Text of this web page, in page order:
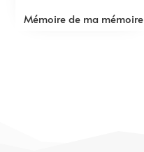
Mémoire de ma mémoire